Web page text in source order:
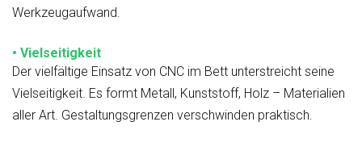
Werkzeugaufwand.
• Vielseitigkeit
Der vielfältige Einsatz von CNC im Bett unterstreicht seine
Vielseitigkeit. Es formt Metall, Kunststoff, Holz – Materialien
aller Art. Gestaltungsgrenzen verschwinden praktisch.